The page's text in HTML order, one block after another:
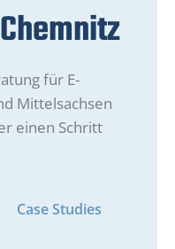
für E-
Mittelsachsen
einen Schritt
Case Studies